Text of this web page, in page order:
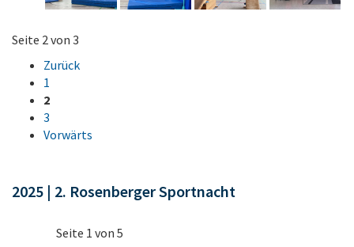
Seite 2 von 3
Zurück
1
2
3
Vorwärts
2025 | 2. Rosenberger Sportnacht
Seite 1 von 5